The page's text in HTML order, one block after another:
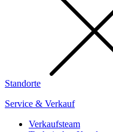
Standorte
Service & Verkauf
Verkaufsteam